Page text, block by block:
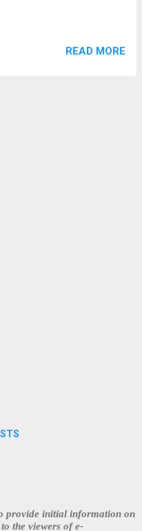
READ MORE
provide initial information on
the viewers of e-